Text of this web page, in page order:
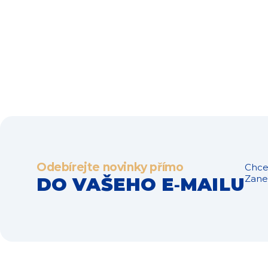
Odebírejte novinky přímo
DO VAŠEHO E‑MAILU